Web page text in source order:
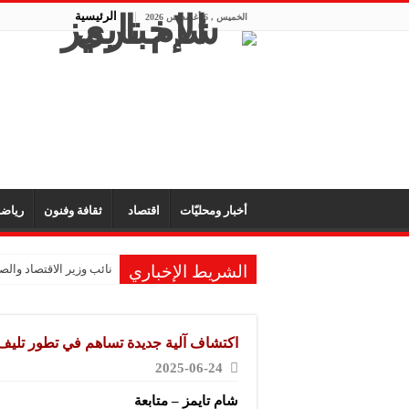
الخميس , 6 أغسطس 2026 الرئيسية
أخبار ومحليّات اقتصاد ثقافة وفنون
الشريط الإخباري نائب وزير الاقتصاد
الشركة العربية
اكتشاف آلية جديدة تساهم في تطور تليف
2025-06-24
شام تايمز – متابعة